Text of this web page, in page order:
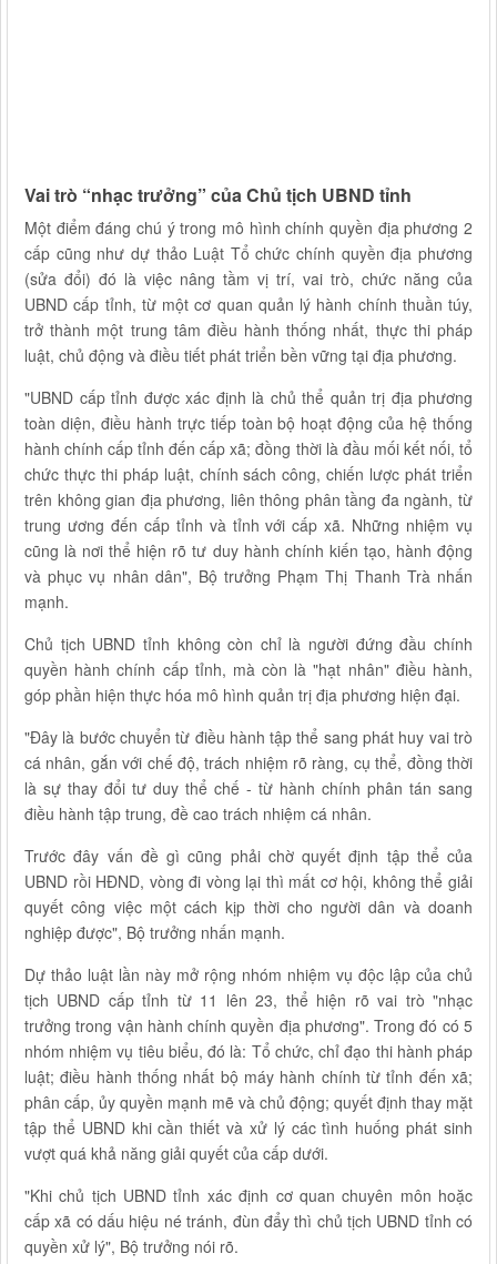
Vai trò “nhạc trưởng” của Chủ tịch UBND tỉnh
Một điểm đáng chú ý trong mô hình chính quyền địa phương 2
cấp cũng như dự thảo Luật Tổ chức chính quyền địa phương
(sửa đổi) đó là việc nâng tầm vị trí, vai trò, chức năng của
UBND cấp tỉnh, từ một cơ quan quản lý hành chính thuần túy,
trở thành một trung tâm điều hành thống nhất, thực thi pháp
luật, chủ động và điều tiết phát triển bền vững tại địa phương.
"UBND cấp tỉnh được xác định là chủ thể quản trị địa phương
toàn diện, điều hành trực tiếp toàn bộ hoạt động của hệ thống
hành chính cấp tỉnh đến cấp xã; đồng thời là đầu mối kết nối, tổ
chức thực thi pháp luật, chính sách công, chiến lược phát triển
trên không gian địa phương, liên thông phân tầng đa ngành, từ
trung ương đến cấp tỉnh và tỉnh với cấp xã. Những nhiệm vụ
cũng là nơi thể hiện rõ tư duy hành chính kiến tạo, hành động
và phục vụ nhân dân", Bộ trưởng Phạm Thị Thanh Trà nhấn
mạnh.
Chủ tịch UBND tỉnh không còn chỉ là người đứng đầu chính
quyền hành chính cấp tỉnh, mà còn là "hạt nhân" điều hành,
góp phần hiện thực hóa mô hình quản trị địa phương hiện đại.
"Đây là bước chuyển từ điều hành tập thể sang phát huy vai trò
cá nhân, gắn với chế độ, trách nhiệm rõ ràng, cụ thể, đồng thời
là sự thay đổi tư duy thể chế - từ hành chính phân tán sang
điều hành tập trung, đề cao trách nhiệm cá nhân.
Trước đây vấn đề gì cũng phải chờ quyết định tập thể của
UBND rồi HĐND, vòng đi vòng lại thì mất cơ hội, không thể giải
quyết công việc một cách kịp thời cho người dân và doanh
nghiệp được", Bộ trưởng nhấn mạnh.
Dự thảo luật lần này mở rộng nhóm nhiệm vụ độc lập của chủ
tịch UBND cấp tỉnh từ 11 lên 23, thể hiện rõ vai trò "nhạc
trưởng trong vận hành chính quyền địa phương". Trong đó có 5
nhóm nhiệm vụ tiêu biểu, đó là: Tổ chức, chỉ đạo thi hành pháp
luật; điều hành thống nhất bộ máy hành chính từ tỉnh đến xã;
phân cấp, ủy quyền mạnh mẽ và chủ động; quyết định thay mặt
tập thể UBND khi cần thiết và xử lý các tình huống phát sinh
vượt quá khả năng giải quyết của cấp dưới.
"Khi chủ tịch UBND tỉnh xác định cơ quan chuyên môn hoặc
cấp xã có dấu hiệu né tránh, đùn đẩy thì chủ tịch UBND tỉnh có
quyền xử lý", Bộ trưởng nói rõ.